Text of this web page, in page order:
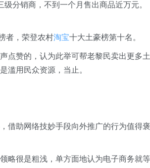
分销商，不到一个月售出商品近万元。
者，荣登农村淘宝十大土豪榜第十名。
点赞的，认为此举可帮老黎民卖出更多土
滥用民众资源，当止。
借助网络技妙手段向外推广的行为值得褒
略很是粗浅，单方面地认为电子商务就等